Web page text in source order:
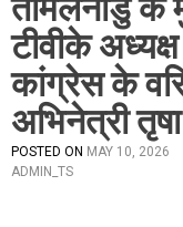
तमिलनाडु के
टीवीके
कांग्रेस के
अभिनेत्री
POSTED ON MAY 10, 2026
ADMIN_TS